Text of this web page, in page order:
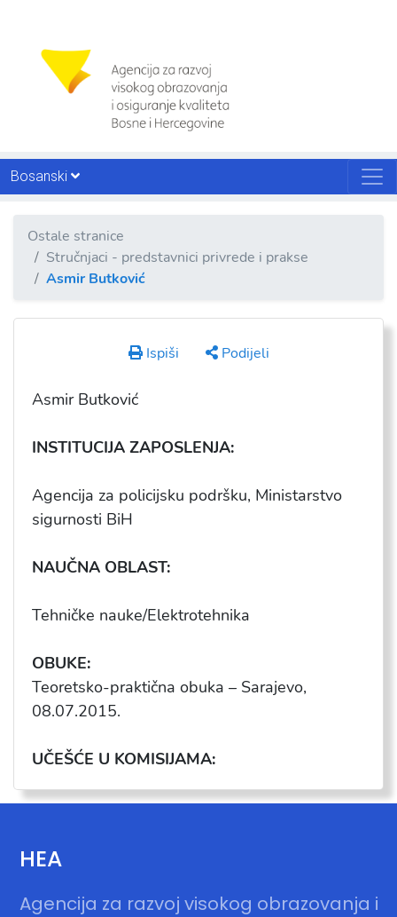
Bosanski
Ostale stranice
Stručnjaci - predstavnici privrede i prakse
Asmir Butković
Ispiši Podijeli
Asmir Butković
INSTITUCIJA ZAPOSLENJA:
Agencija za policijsku podršku, Ministarstvo
sigurnosti BiH
NAUČNA OBLAST:
Tehničke nauke/Elektrotehnika
OBUKE:
Teoretsko-praktična obuka – Sarajevo,
08.07.2015.
UČEŠĆE U KOMISIJAMA:
HEA
Agencija za razvoj visokog obrazovanja i